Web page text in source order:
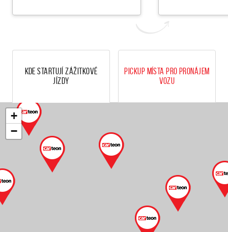
Kde startují zážitkové
jízdy
Pickup místa pro pronájem
vozu
+
−